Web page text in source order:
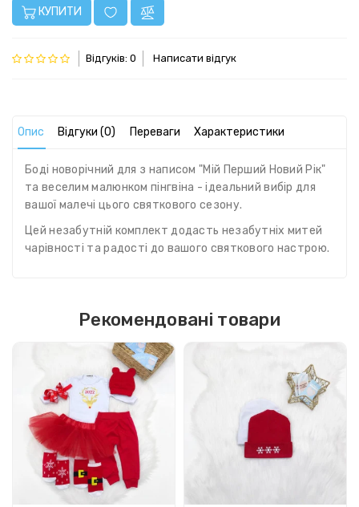
КУПИТИ
Відгуків: 0 Написати відгук
Опис Відгуки (0) Переваги Характеристики
Боді новорічний для з написом "Мій Перший Новий Рік"
та веселим малюнком пінгвіна - ідеальний вибір для
вашої малечі цього святкового сезону.
Цей незабутній комплект додасть незабутніх митей
чарівності та радості до вашого святкового настрою.
Рекомендовані товари